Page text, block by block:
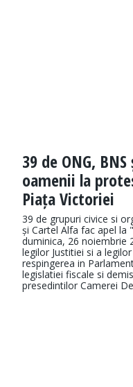
39 de ONG,
oamenii la
Piața Victoriei
39 de grupuri civice si
și Cartel Alfa fac apel la
duminica, 26 noiembrie
legilor Justitiei si a
respingerea in
legislatiei fiscale si
presedintilor Camerei